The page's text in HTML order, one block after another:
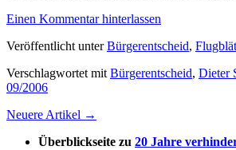
Einen Kommentar hinterlassen
Veröffentlicht unter Bürgerentscheid,
Verschlagwortet mit Bürgerentscheid, Dieter
09/2006
Neuere Artikel →
Überblickseite zu 20 Jahre